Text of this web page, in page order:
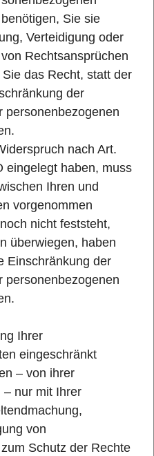
Sie sie
Verteidigung oder
Rechtsansprüchen
das Recht, statt der
der
personenbezogenen
nach Art.
eingelegt haben, muss
Ihren und
vorgenommen
nicht feststeht,
überwiegen, haben
Einschränkung der
personenbezogenen
Ihrer
eingeschränkt
– von ihrer
– nur mit Ihrer
von
Schutz der Rechte